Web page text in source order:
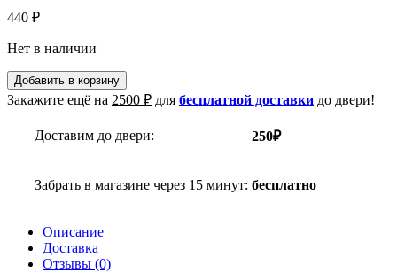
440 ₽
Нет в наличии
Добавить в корзину
Закажите ещё на 2500 ₽ для бесплатной доставки до двери!
Доставим до двери: 250₽
Забрать в магазине через 15 минут: бесплатно
Описание
Доставка
Отзывы (0)